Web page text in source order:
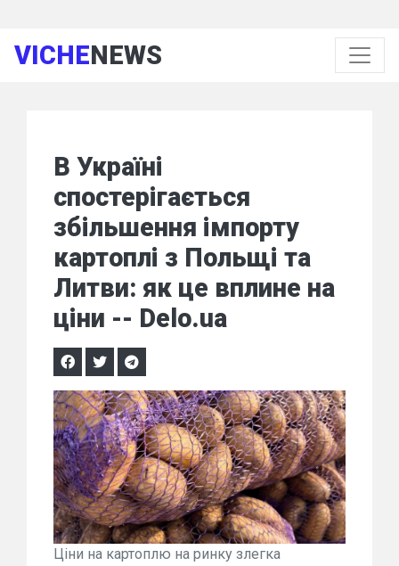
VICHENEWS
В Україні
спостерігається
збільшення імпорту
картоплі з Польщі та
Литви: як це вплине на
ціни -- Delo.ua
Ціни на картоплю на ринку злегка